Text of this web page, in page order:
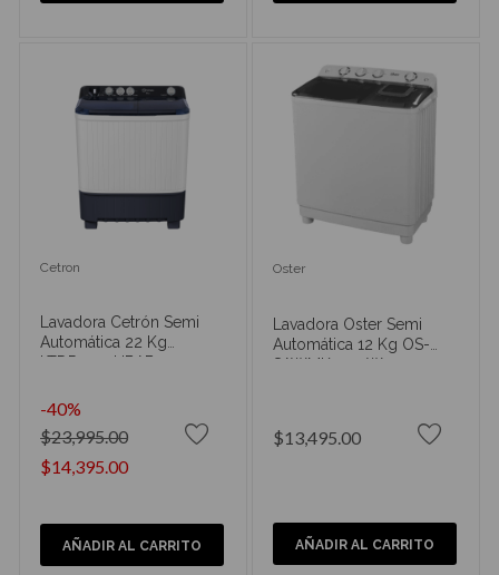
Cetron
Lavadora Cetrón Semi
Automática 22 Kg
LTDR2224HBAB0
$14,395.00
$23,995.00
-40%
AÑADIR AL CARRITO
Oster
Lavadora Oster Semi
Automática 12 Kg OS-
SAWMK0012W
$13,495.00
AÑADIR AL CARRITO